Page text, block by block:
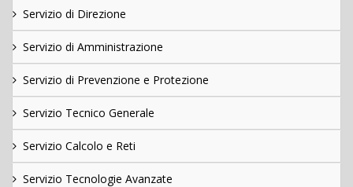
Servizio di Direzione
Servizio di Amministrazione
Servizio di Prevenzione e Protezione
Servizio Tecnico Generale
Servizio Calcolo e Reti
Servizio Tecnologie Avanzate